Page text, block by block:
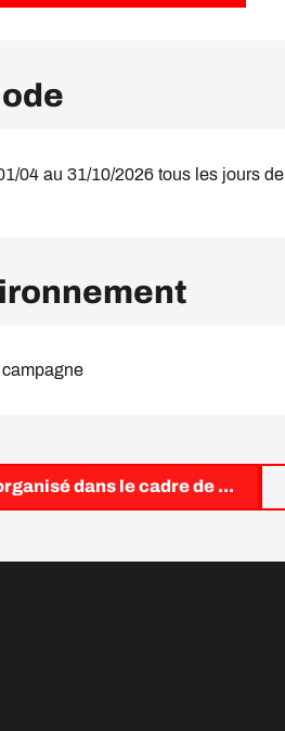
04 au 31/10/2026 tous les jours
dans le cadre de ...